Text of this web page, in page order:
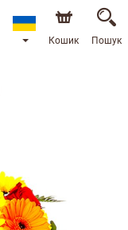
Кошик Пошук